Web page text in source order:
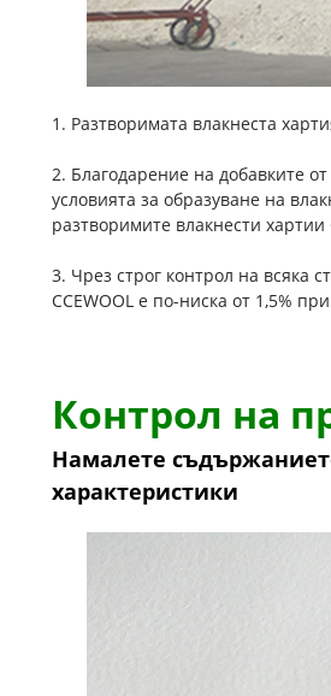
1. Разтворимата влакнеста
2. Благодарение на добавките
условията за образуване на
разтворимите влакнести хартии
3. Чрез строг контрол на всяка
CCEWOOL е по-ниска от 1,5%
Контрол на
Намалете
характеристики